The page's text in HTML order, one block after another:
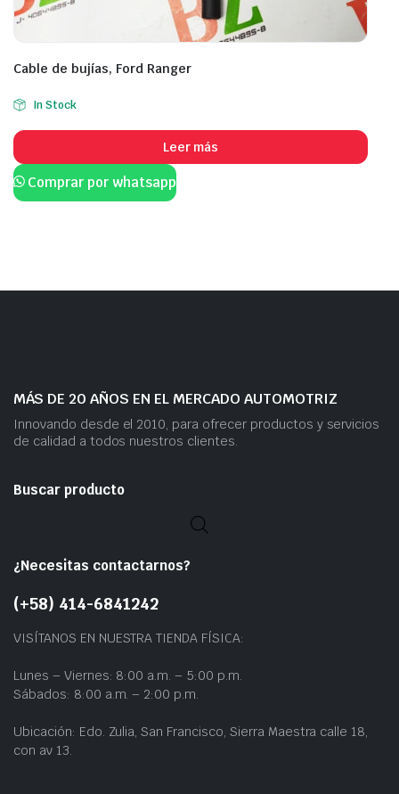
Cable de bujías, Ford Ranger
In Stock
Leer más
Comprar por whatsapp
MÁS DE 20 AÑOS EN EL MERCADO AUTOMOTRIZ
Innovando desde el 2010, para ofrecer productos y servicios
de calidad a todos nuestros clientes.
Buscar producto
¿Necesitas contactarnos?
(+58) 414-6841242
VISÍTANOS EN NUESTRA TIENDA FÍSICA:
Lunes – Viernes: 8:00 a.m. – 5:00 p.m.
Sábados: 8:00 a.m. – 2:00 p.m.
Ubicación: Edo. Zulia, San Francisco, Sierra Maestra calle 18,
con av 13.